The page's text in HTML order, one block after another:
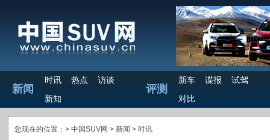
新闻
时讯 热点
访谈
新知
评测
新车 谍报
试驾
对比
您现在的位置：> 中国SUV网 > 新闻 > 时讯